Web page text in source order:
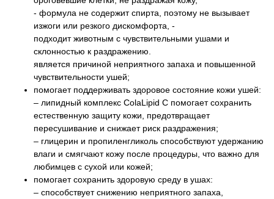
- формула не содержит спирта, поэтому не вызывает
изжоги или резкого дискомфорта, -
подходит животным с чувствительными ушами и
склонностью к раздражению.
является причиной неприятного запаха и повышенной
чувствительности ушей;
помогает поддерживать здоровое состояние кожи ушей:
– липидный комплекс ColaLipid C помогает сохранить
естественную защиту кожи, предотвращает
пересушивание и снижает риск раздражения;
– глицерин и пропиленгликоль способствуют удержанию
влаги и смягчают кожу после процедуры, что важно для
любимцев с сухой или кожей;
помогает сохранить здоровую среду в ушах:
– способствует снижению неприятного запаха,